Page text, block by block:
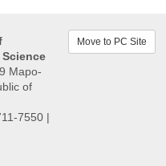
Mapo-
of
7550 |
Move to PC Site